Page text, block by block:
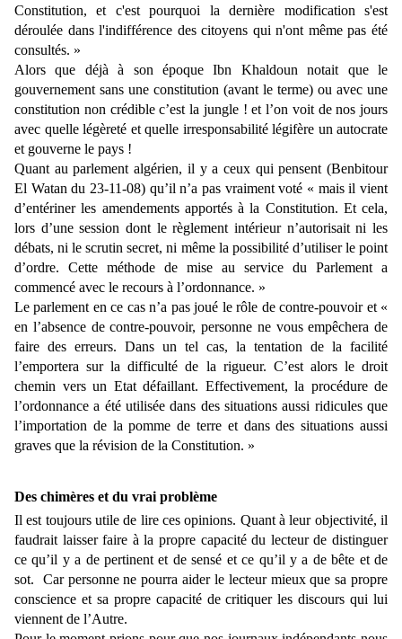
Constitution, et c'est pourquoi la dernière modification s'est
déroulée dans l'indifférence des citoyens qui n'ont même pas été
consultés. »
Alors que déjà à son époque Ibn Khaldoun notait que le
gouvernement sans une constitution (avant le terme) ou avec une
constitution non crédible c’est la jungle ! et l’on voit de nos jours
avec quelle légèreté et quelle irresponsabilité légifère un autocrate
et gouverne le pays !
Quant au parlement algérien, il y a ceux qui pensent (Benbitour
El Watan du 23-11-08) qu’il n’a pas vraiment voté « mais il vient
d’entériner les amendements apportés à la Constitution. Et cela,
lors d’une session dont le règlement intérieur n’autorisait ni les
débats, ni le scrutin secret, ni même la possibilité d’utiliser le point
d’ordre. Cette méthode de mise au service du Parlement a
commencé avec le recours à l’ordonnance. »
Le parlement en ce cas n’a pas joué le rôle de contre-pouvoir et «
en l’absence de contre-pouvoir, personne ne vous empêchera de
faire des erreurs. Dans un tel cas, la tentation de la facilité
l’emportera sur la difficulté de la rigueur. C’est alors le droit
chemin vers un Etat défaillant. Effectivement, la procédure de
l’ordonnance a été utilisée dans des situations aussi ridicules que
l’importation de la pomme de terre et dans des situations aussi
graves que la révision de la Constitution. »
Des chimères et du vrai problème
Il est toujours utile de lire ces opinions. Quant à leur objectivité, il
faudrait laisser faire à la propre capacité du lecteur de distinguer
ce qu’il y a de pertinent et de sensé et ce qu’il y a de bête et de
sot.
Car personne ne pourra aider le lecteur mieux que sa propre
conscience et sa propre capacité de critiquer les discours qui lui
viennent de l’Autre.